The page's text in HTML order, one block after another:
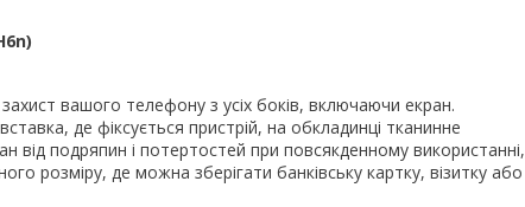
вашого телефону з усіх боків, включаючи екран.
де фіксується пристрій, на обкладинці тканинне
від подряпин і потертостей при повсякденному використанні,
розміру, де можна зберігати банківську картку, візитку або